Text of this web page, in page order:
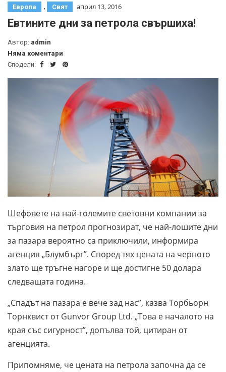
Европа , Свят април 13, 2016
Евтините дни за петрола свършиха!
Автор: admin
Няма коментари
Сподели:
Шефовете на най-големите световни компании за
търговия на петрол прогнозират, че най-лошите дни
за пазара вероятно са приключили, информира
агенция „Блумбърг”. Според тях цената на черното
злато ще тръгне нагоре и ще достигне 50 долара
следващата година.
„Спадът на пазара е вече зад нас”, казва Торбьорн
Торнквист от Gunvor Group Ltd. „Това е началото на
края със сигурност”, допълва той, цитиран от
агенцията.
Припомняме, че цената на петрола започна да се